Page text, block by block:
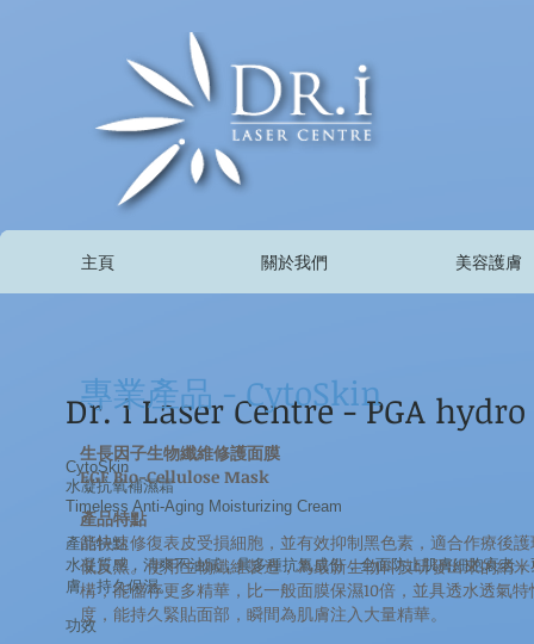
主頁 關於我們 美容護膚
Dr. i Laser Centre - PGA hydro
CytoSkin
水凝抗氧補濕霜
Timeless Anti-Aging Moisturizing Cream
產品特點
水凝質感，清爽不油膩，具多種抗氧成份，全面防止肌膚細胞衰老
膚，持久保濕。
功效
專業產品 - CytoSkin
生長因子生物纖維修護面膜
EGF Bio-Cellulose Mask
產品特點
能快速修復表皮受損細胞，並有效抑制黑色素，適合作療後
低反黑。使用生物纖維製造，為最新生物科技研發出來的納
構，能儲存更多精華，比一般面膜保濕10倍，並具透水透氣
度，能持久緊貼面部，瞬間為肌膚注入大量精華。